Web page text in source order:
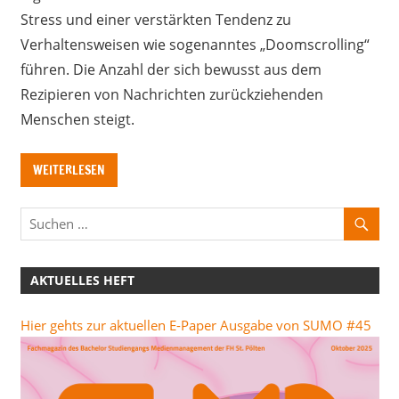
Stress und einer verstärkten Tendenz zu
Verhaltensweisen wie sogenanntes „Doomscrolling“
führen. Die Anzahl der sich bewusst aus dem
Rezipieren von Nachrichten zurückziehenden
Menschen steigt.
WEITERLESEN
AKTUELLES HEFT
Hier gehts zur aktuellen E-Paper Ausgabe von SUMO #45